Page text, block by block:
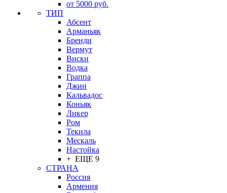
от 5000 руб.
ТИП
Абсент
Арманьяк
Бренди
Вермут
Виски
Водка
Граппа
Джин
Кальвадос
Коньяк
Ликер
Ром
Текила
Мескаль
Настойка
+ ЕЩЕ 9
СТРАНА
Россия
Армения